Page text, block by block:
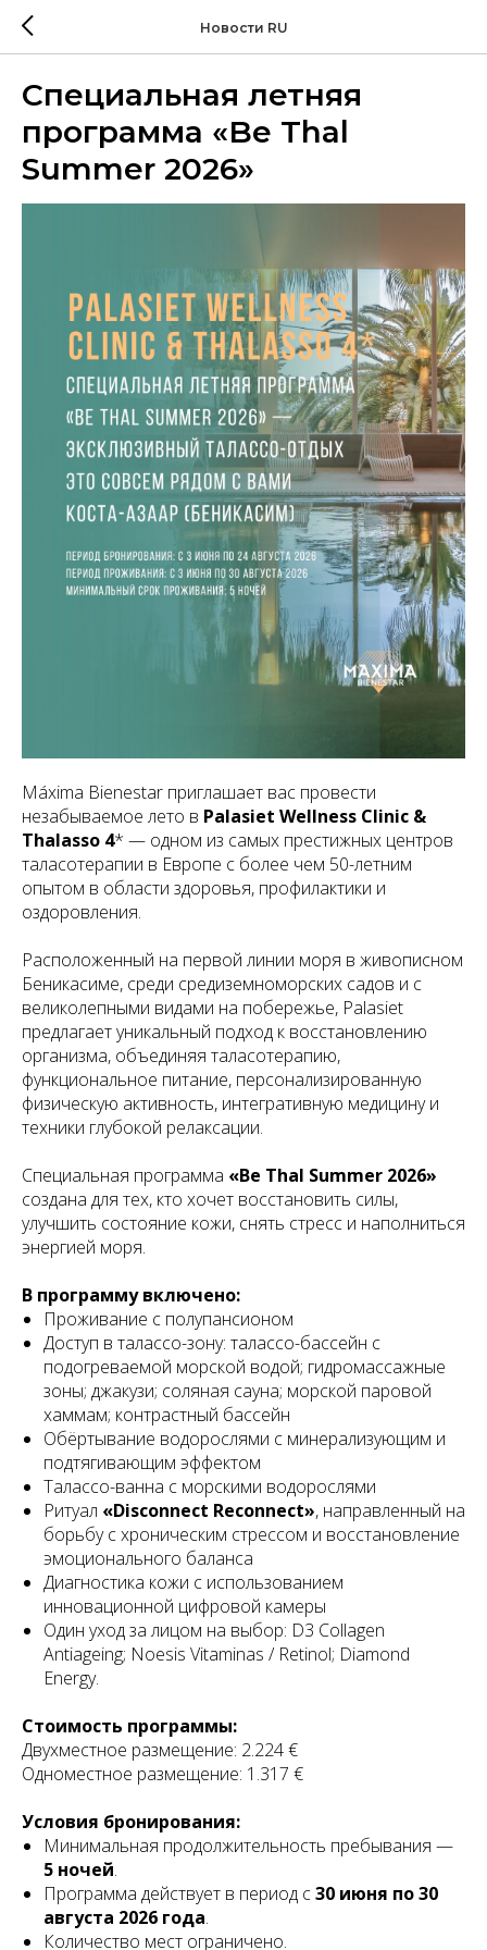
Новости RU
Специальная летняя
программа «Be Thal
Summer 2026»
Máxima Bienestar приглашает вас провести
незабываемое лето в Palasiet Wellness Clinic &
Thalasso 4* — одном из самых престижных центров
таласотерапии в Европе с более чем 50-летним
опытом в области здоровья, профилактики и
оздоровления.
Расположенный на первой линии моря в живописном
Беникасиме, среди средиземноморских садов и с
великолепными видами на побережье, Palasiet
предлагает уникальный подход к восстановлению
организма, объединяя таласотерапию,
функциональное питание, персонализированную
физическую активность, интегративную медицину и
техники глубокой релаксации.
Специальная программа «Be Thal Summer 2026»
создана для тех, кто хочет восстановить силы,
улучшить состояние кожи, снять стресс и наполниться
энергией моря.
В программу включено:
Проживание с полупансионом
Доступ в талассо-зону: талассо-бассейн с
подогреваемой морской водой; гидромассажные
зоны; джакузи; соляная сауна; морской паровой
хаммам; контрастный бассейн
Обёртывание водорослями с минерализующим и
подтягивающим эффектом
Талассо-ванна с морскими водорослями
Ритуал «Disconnect Reconnect», направленный на
борьбу с хроническим стрессом и восстановление
эмоционального баланса
Диагностика кожи с использованием
инновационной цифровой камеры
Один уход за лицом на выбор: D3 Collagen
Antiageing; Noesis Vitaminas / Retinol; Diamond
Energy.
Стоимость программы:
Двухместное размещение: 2.224 €
Одноместное размещение: 1.317 €
Условия бронирования:
Минимальная продолжительность пребывания —
5 ночей.
Программа действует в период с30 июня по 30
августа 2026 года.
Количество мест ограничено.